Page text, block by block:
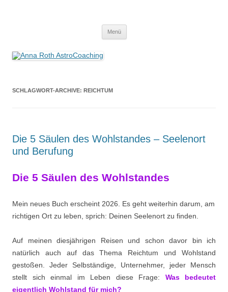
Menü
SCHLAGWORT-ARCHIVE: REICHTUM
Die 5 Säulen des Wohlstandes – Seelenort
und Berufung
Die 5 Säulen des Wohlstandes
Mein neues Buch erscheint 2026. Es geht weiterhin darum, am
richtigen Ort zu leben, sprich: Deinen Seelenort zu finden.
Auf meinen diesjährigen Reisen und schon davor bin ich
natürlich auch auf das Thema Reichtum und Wohlstand
gestoßen. Jeder Selbständige, Unternehmer, jeder Mensch
stellt sich einmal im Leben diese Frage: Was bedeutet
eigentlich Wohlstand für mich?